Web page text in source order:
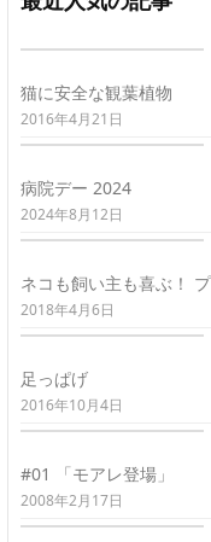
猫に安全な観葉植物
2016年4月21日
病院デー 2024
2024年8月12日
ネコも飼い主も喜ぶ！
2018年4月6日
足っぱげ
2016年10月4日
#01 「モアレ登場」
2008年2月17日